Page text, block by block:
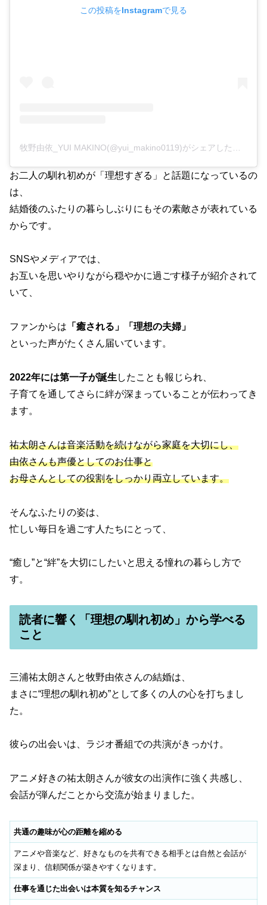
この投稿をInstagramで見る
お二人の馴れ初めが「理想すぎる」と話題になっているの
は、
結婚後のふたりの暮らしぶりにもその素敵さが表れている
からです。
SNSやメディアでは、
お互いを思いやりながら穏やかに過ごす様子が紹介されて
いて、
ファンからは 「癒される」「理想の夫婦」
といった声がたくさん届いています。
2022年には第一子が誕生 したことも報じられ、
子育てを通してさらに絆が深まっていることが伝わってき
ます。
祐太朗さんは音楽活動を続けながら家庭を大切にし、
由依さんも声優としてのお仕事と
お母さんとしての役割をしっかり両立しています。
そんなふたりの姿は、
忙しい毎日を過ごす人たちにとって、
“癒し”と“絆”を大切にしたいと思える憧れの暮らし方で
す。
読者に響く「理想の馴れ初め」から学べる
こと
三浦祐太朗さんと牧野由依さんの結婚は、
まさに“理想の馴れ初め”として多くの人の心を打ちまし
た。
彼らの出会いは、ラジオ番組での共演がきっかけ。
アニメ好きの祐太朗さんが彼女の出演作に強く共感し、
会話が弾んだことから交流が始まりました。
共通の趣味が心の距離を縮める
アニメや音楽など、好きなものを共有できる相手とは自然と会話が
深まり、信頼関係が築きやすくなります。
仕事を通じた出会いは本質を知るチャンス